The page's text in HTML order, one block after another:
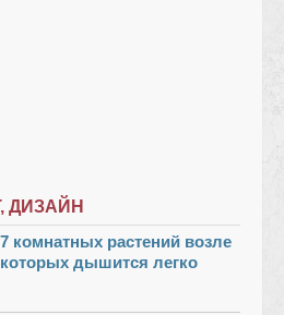
ДИЗАЙН
7 комнатных растений возле
которых дышится легко